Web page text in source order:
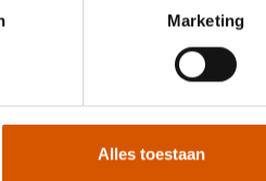
Marketing
Alles toestaan